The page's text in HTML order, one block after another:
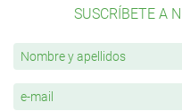
SUSCRÍBETE A